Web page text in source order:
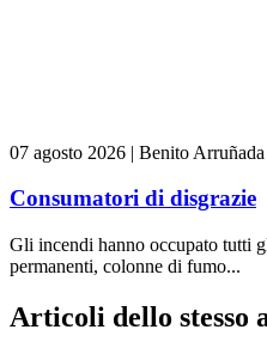
07 agosto 2026 | Benito
Consumatori di disgrazie
Gli incendi hanno occupato tutti
permanenti, colonne di fumo...
Articoli dello stesso